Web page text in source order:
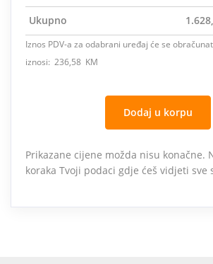
Ukupno
Iznos PDV-a za odabrani uređaj će se
iznosi: 236,58 KM
Dodaj u korpu
Prikazane cijene možda nisu konačne.
koraka Tvoji podaci gdje ćeš vidjeti sve